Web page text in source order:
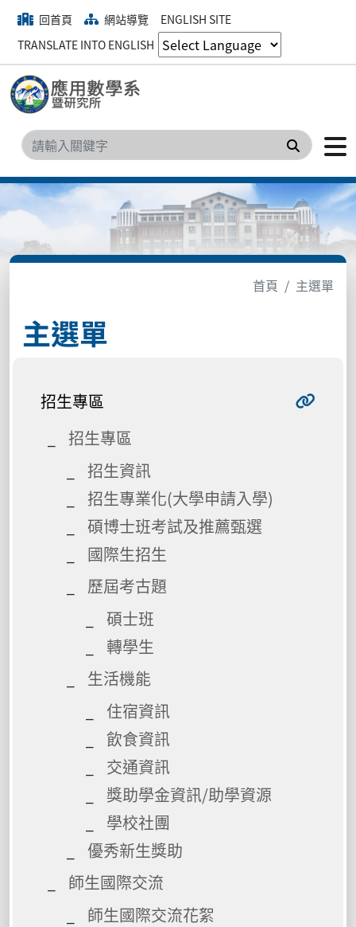
回首頁 網站導覽
ENGLISH SITE
TRANSLATE INTO ENGLISH
搜尋
首頁 主選單
主選單
招生專區
招生專區
招生資訊
招生專業化(大學申請入學)
碩博士班考試及推薦甄選
國際生招生
歷屆考古題
碩士班
轉學生
生活機能
住宿資訊
飲食資訊
交通資訊
獎助學金資訊/助學資源
學校社團
優秀新生獎助
師生國際交流
師生國際交流花絮